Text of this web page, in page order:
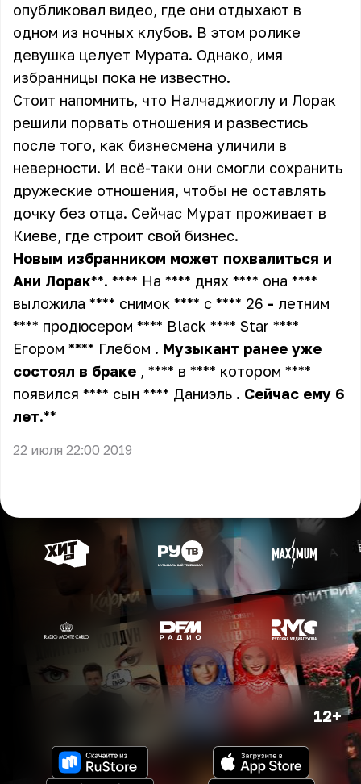
опубликовал видео, где они отдыхают в
одном из ночных клубов. В этом ролике
девушка целует Мурата. Однако, имя
избранницы пока не известно.
Стоит напомнить, что Налчаджиоглу и Лорак
решили порвать отношения и развестись
после того, как бизнесмена уличили в
неверности. И всё-таки они смогли сохранить
дружеские отношения, чтобы не оставлять
дочку без отца. Сейчас Мурат проживает в
Киеве, где строит свой бизнес.
Новым избранником может похвалиться и
Ани Лорак**. **** На **** днях **** она ****
выложила **** снимок **** с **** 26 - летним
**** продюсером **** Black **** Star ****
Егором **** Глебом . Музыкант ранее уже
состоял в браке , **** в **** котором ****
появился **** сын **** Даниэль . Сейчас ему 6
лет.**
22 июля 22:00 2019
12+